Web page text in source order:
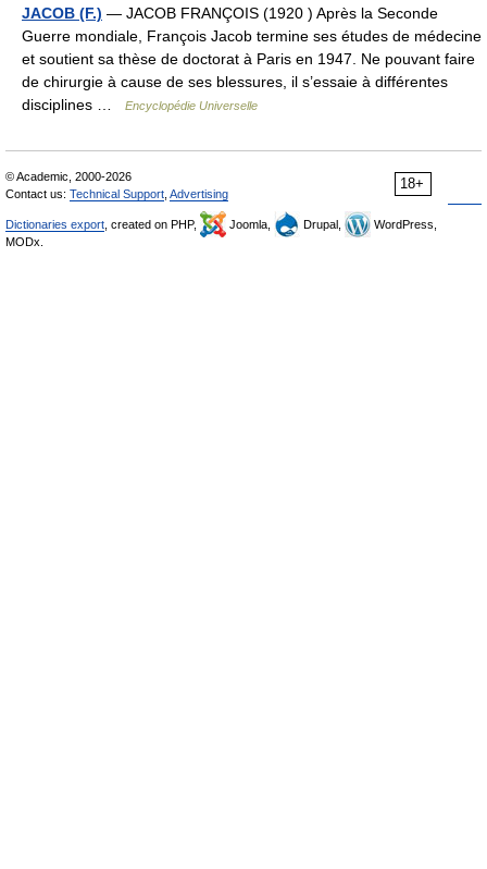
JACOB (F.) — JACOB FRANÇOIS (1920 ) Après la Seconde
Guerre mondiale, François Jacob termine ses études de médecine
et soutient sa thèse de doctorat à Paris en 1947. Ne pouvant faire
de chirurgie à cause de ses blessures, il s’essaie à différentes
disciplines …
Encyclopédie Universelle
18+
© Academic, 2000-2026
Contact us: Technical Support Advertising
Dictionaries export , created on PHP, Joomla, Drupal,
WordPress,
MODx.